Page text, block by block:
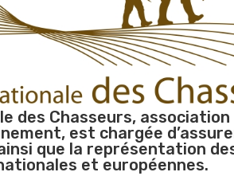
des Chasseurs,
est chargée
que la représentation
et européennes.